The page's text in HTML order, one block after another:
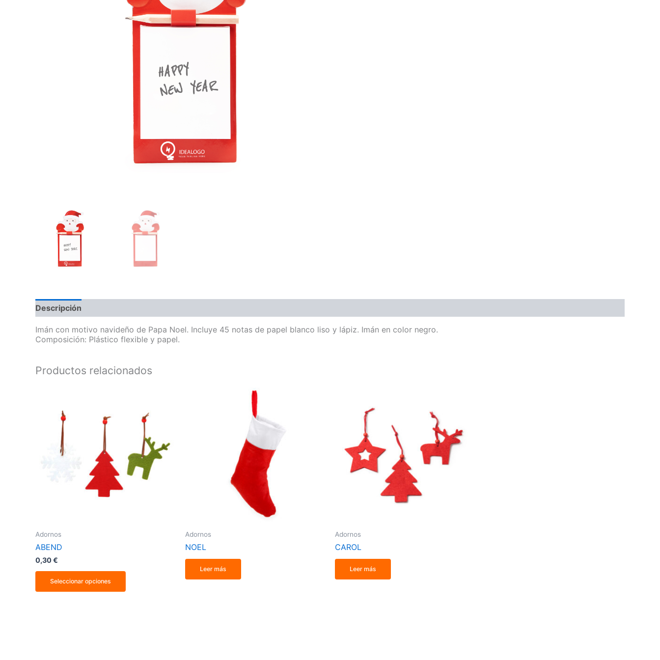
Descripción
Imán con motivo navideño de Papa Noel. Incluye 45 notas de papel blanco liso y lápiz. Imán en color negro.
Composición: Plástico flexible y papel.
Productos relacionados
Adornos
ABEND
0,30€
Seleccionar opciones
múltiples
variantes.
opciones
se
pueden
elegir
Adornos
NOEL
Leer más
Adornos
CAROL
Leer más